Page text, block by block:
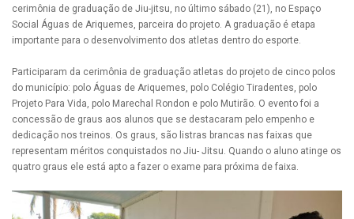
cerimônia de graduação de Jiu-jitsu, no último sábado (21), no Espaço
Social Águas de Ariquemes, parceira do projeto. A graduação é etapa
importante para o desenvolvimento dos atletas dentro do esporte.
Participaram da cerimônia de graduação atletas do projeto de cinco polos
do município: polo Águas de Ariquemes, polo Colégio Tiradentes, polo
Projeto Para Vida, polo Marechal Rondon e polo Mutirão. O evento foi a
concessão de graus aos alunos que se destacaram pelo empenho e
dedicação nos treinos. Os graus, são listras brancas nas faixas que
representam méritos conquistados no Jiu- Jitsu. Quando o aluno atinge os
quatro graus ele está apto a fazer o exame para próxima de faixa.